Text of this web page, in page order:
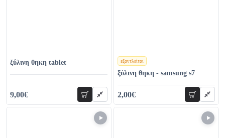
ξύλινη θηκη tablet
9,00€ προσθήκη
εξαντλείται
χρώματα
ξύλινη θηκη - samsung s7
2,00€ προσθήκη